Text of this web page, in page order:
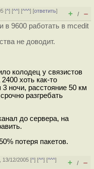
[^] [^^] [^^^] [ответить]
+ / –
в 9600 работать в mcedit
не доводит.
колодец у связистов
хоть как-то
ночи, расстояние 50 км
разгребать
до сервера, на
потеря пакетов.
13/12/2005 [^] [^^] [^^^]
+ / –